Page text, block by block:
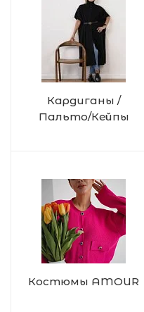
Кардиганы /
Пальто/Кейпы
Костюмы AMOUR